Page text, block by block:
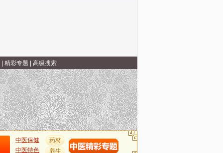
精彩专题 高级搜索
中医保健
中医特色
药材
养生